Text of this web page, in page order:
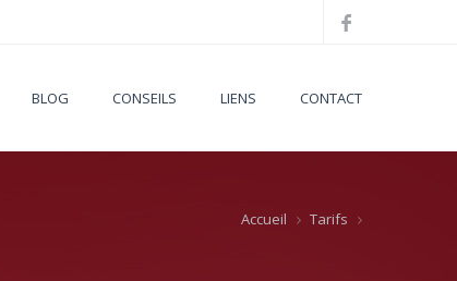
BLOG CONSEILS LIENS CONTACT
Accueil Tarifs